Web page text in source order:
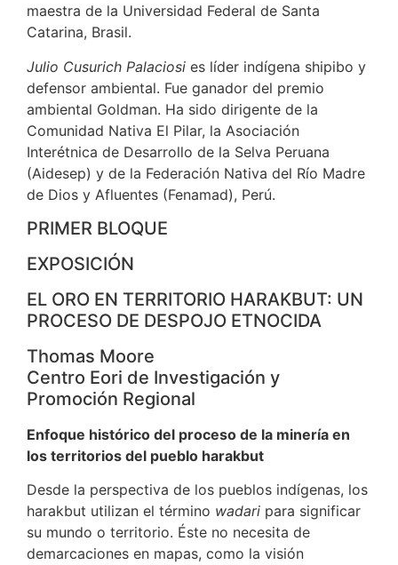
maestra de la Universidad Federal de Santa
Catarina, Brasil.
Julio Cusurich Palaciosi es líder indígena shipibo y
defensor ambiental. Fue ganador del premio
ambiental Goldman. Ha sido dirigente de la
Comunidad Nativa El Pilar, la Asociación
Interétnica de Desarrollo de la Selva Peruana
(Aidesep) y de la Federación Nativa del Río Madre
de Dios y Afluentes (Fenamad), Perú.
PRIMER BLOQUE
EXPOSICIÓN
EL ORO EN TERRITORIO HARAKBUT: UN
PROCESO DE DESPOJO ETNOCIDA
Thomas Moore
Centro Eori de Investigación y
Promoción Regional
Enfoque histórico del proceso de la minería en
los territorios del pueblo harakbut
Desde la perspectiva de los pueblos indígenas, los
harakbut utilizan el término wadari para significar
su mundo o territorio. Éste no necesita de
demarcaciones en mapas, como la visión